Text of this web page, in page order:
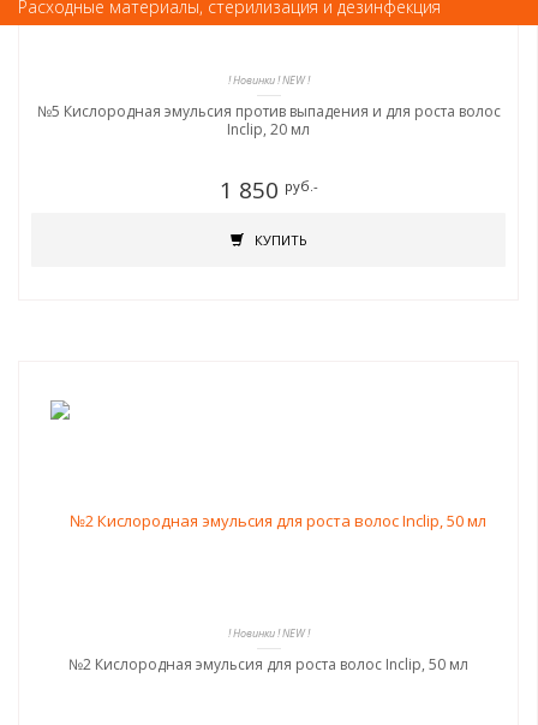
! Новинки ! NEW !
№5 Кислородная эмульсия против выпадения и для роста волос
Inclip, 20 мл
1 850 руб.-
КУПИТЬ
! Новинки ! NEW !
№2 Кислородная эмульсия для роста волос Inclip, 50 мл
Расходные материалы, стерилизация и дезинфекция